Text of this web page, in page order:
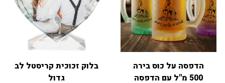
הדפסה על כוס בירה
500 מ"ל עם הדפסה
בלוק זכוכית קריסטל לב
גדול